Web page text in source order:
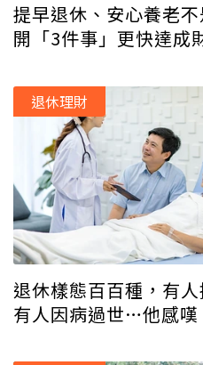
提早退休、安心養老
開「3件事」更快達成
退休樣態百百種，有
有人因病過世…他感嘆
退休理財